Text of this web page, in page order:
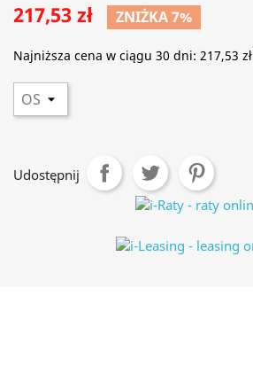
217,53 zł ZNIŻKA 7%
Najniższa cena w ciągu 30 dni: 217,53 zł
Udostępnij